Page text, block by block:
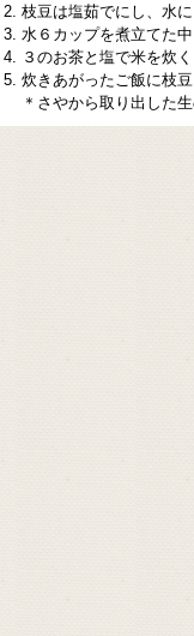
枝豆は塩茹でにし、水
水６カップを煮立てた
３のお茶と塩で米を炊
炊きあがったご飯に枝
＊さやから取り出した